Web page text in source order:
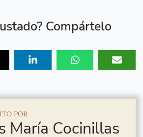
Compártelo
POR
María Cocinillas